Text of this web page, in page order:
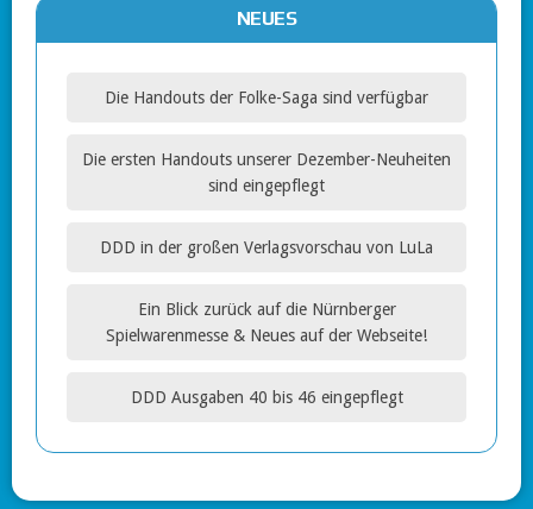
NEUES
Die Handouts der Folke-Saga sind verfügbar
Die ersten Handouts unserer Dezember-Neuheiten
sind eingepflegt
DDD in der großen Verlagsvorschau von LuLa
Ein Blick zurück auf die Nürnberger
Spielwarenmesse & Neues auf der Webseite!
DDD Ausgaben 40 bis 46 eingepflegt